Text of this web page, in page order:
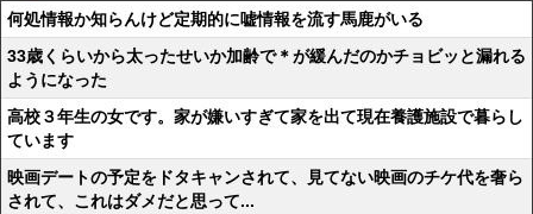
何処情報か知らんけど定期的に嘘情報を流す馬鹿がいる
33歳くらいから太ったせいか加齢で＊が緩んだのかチョビッと漏れる
ようになった
高校３年生の女です。家が嫌いすぎて家を出て現在養護施設で暮らし
ています
映画デートの予定をドタキャンされて、見てない映画のチケ代を奢ら
されて、これはダメだと思って...